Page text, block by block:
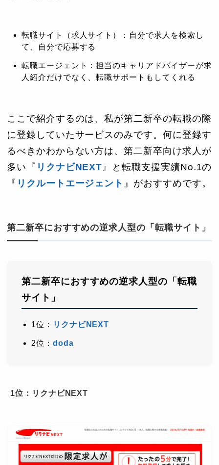
転職サイト（求人サイト）：自分で求人を検索し
て、自分で応募する
転職エージェント：担当のキャリアドバイザーが求
人紹介だけでなく、転職サポートもしてくれる
ここで紹介するのは、私が第二新卒の転職の際
に登録していたサービスのみです。何に登録す
るべきかわからない方は、第二新卒向け求人が
多い『 リクナビNEXT 』と転職支援実績No.1の
『 リクルートエージェント 』がおすすめです。
第二新卒におすすめの逆求人型の「転職サイト」
第二新卒におすすめの逆求人型の「転職
サイト」
1位： リクナビNEXT
2位： doda
1位：リクナビNEXT